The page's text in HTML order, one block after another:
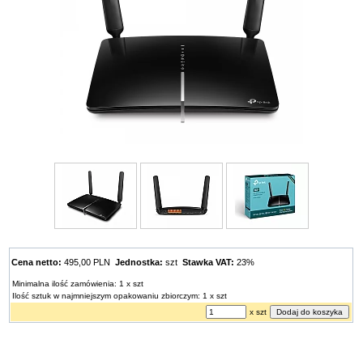
Cena netto: 495,00 PLNJednostka: sztStawka VAT: 23%
Minimalna ilość zamówienia: 1 x szt
Ilość sztuk w najmniejszym opakowaniu zbiorczym: 1 x szt
x szt